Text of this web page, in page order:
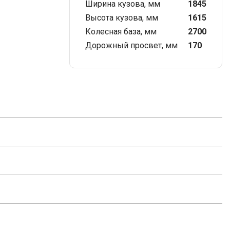
Ширина кузова, мм
1845
Высота кузова, мм
1615
Колесная база, мм
2700
Дорожный просвет, мм
170